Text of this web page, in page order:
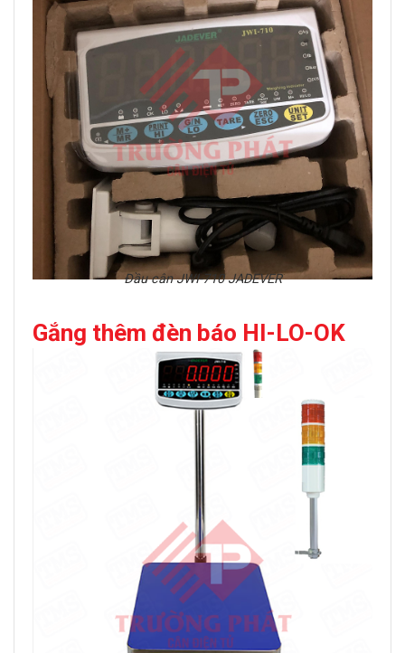
Đầu cân JWI-710 JADEVER
Gắng thêm đèn báo HI-LO-OK